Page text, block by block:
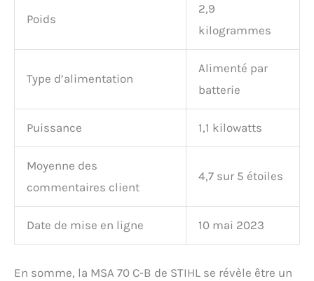
Poids
2,9
kilogrammes
Type d’alimentation
Alimenté par
batterie
Puissance 1,1 kilowatts
Moyenne des
commentaires client
4,7 sur 5 étoiles
Date de mise en ligne 10 mai 2023
En somme, la MSA 70 C-B de STIHL se révèle être un